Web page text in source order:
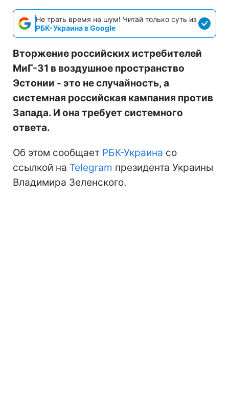
Не трать время на шум! Читай только суть из
РБК-Украина в Google
Вторжение российских истребителей
МиГ-31 в воздушное пространство
Эстонии - это не случайность, а
системная российская кампания против
Запада. И она требует системного
ответа.
Об этом сообщает РБК-Украина со
ссылкой на Telegram президента Украины
Владимира Зеленского.